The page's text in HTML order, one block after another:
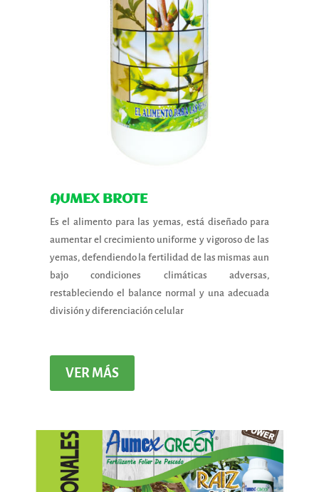
AUMEX BROTE
Es el alimento para las yemas, está diseñado para
aumentar el crecimiento uniforme y vigoroso de las
yemas, defendiendo la fertilidad de las mismas aun
bajo condiciones climáticas adversas,
restableciendo el balance normal y una adecuada
división y diferenciación celular
VER MÁS